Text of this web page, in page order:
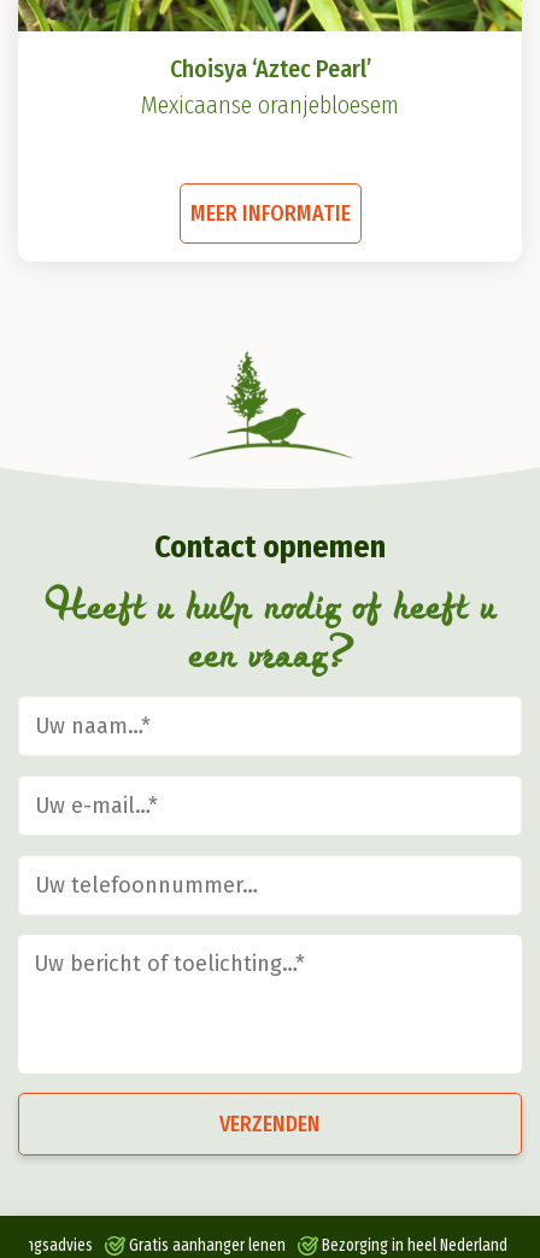
Choisya ‘Aztec Pearl’
Mexicaanse oranjebloesem
MEER INFORMATIE
product
worden
op
de
Contact opnemen
Heeft u hulp nodig of heeft u
een vraag?
VERZENDEN
Gratis aanhanger lenen Bezorging in heel Nederland